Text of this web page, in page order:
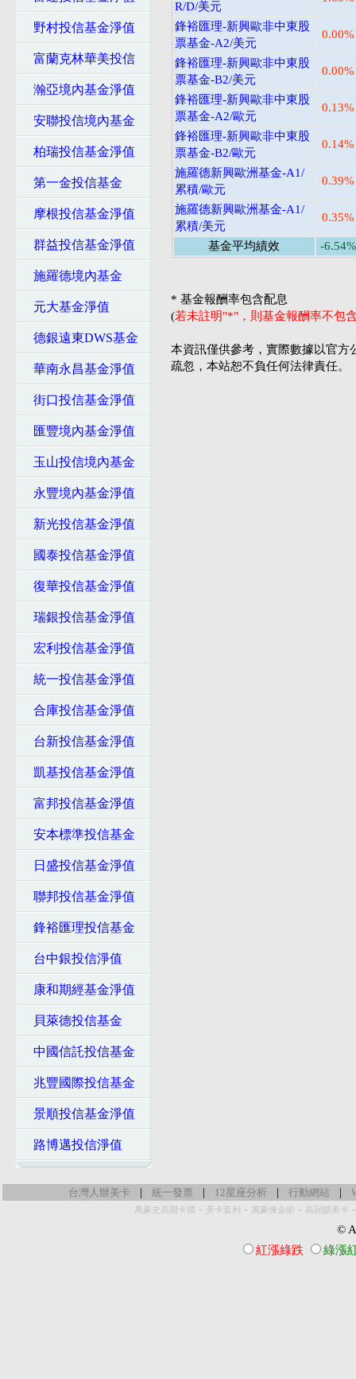
野村投信基金淨值
富蘭克林華美投信
瀚亞境內基金淨值
安聯投信境內基金
柏瑞投信基金淨值
第一金投信基金
摩根投信基金淨值
群益投信基金淨值
施羅德境內基金
元大基金淨值
德銀遠東DWS基金
華南永昌基金淨值
街口投信基金淨值
匯豐境內基金淨值
玉山投信境內基金
永豐境內基金淨值
新光投信基金淨值
國泰投信基金淨值
復華投信基金淨值
瑞銀投信基金淨值
宏利投信基金淨值
統一投信基金淨值
合庫投信基金淨值
台新投信基金淨值
凱基投信基金淨值
富邦投信基金淨值
安本標準投信基金
日盛投信基金淨值
聯邦投信基金淨值
鋒裕匯理投信基金
台中銀投信淨值
康和期經基金淨值
貝萊德投信基金
中國信託投信基金
兆豐國際投信基金
景順投信基金淨值
路博邁投信淨值
R/D/美元
鋒裕匯理-新興歐非中東股
票基金-A2/美元
0.00%
鋒裕匯理-新興歐非中東股
票基金-B2/美元
0.00%
鋒裕匯理-新興歐非中東股
票基金-A2/歐元
0.13%
鋒裕匯理-新興歐非中東股
票基金-B2/歐元
0.14%
施羅德新興歐洲基金-A1/
累積/歐元
0.39%
施羅德新興歐洲基金-A1/
累積/美元
0.35%
基金平均績效 -6.54%
* 基金報酬率包含配息
(若未註明"*"，則基金報酬率不包
本資訊僅供參考，實際數據以官方
疏忽，本站恕不負任何法律責任。
台灣人辦美卡 | 統一發票 | 12星座分析 | 行動網站 |
萬豪史高開卡禮 - 美卡套利 - 萬豪煉金術 - 高回饋美卡
©
紅漲綠跌
綠漲